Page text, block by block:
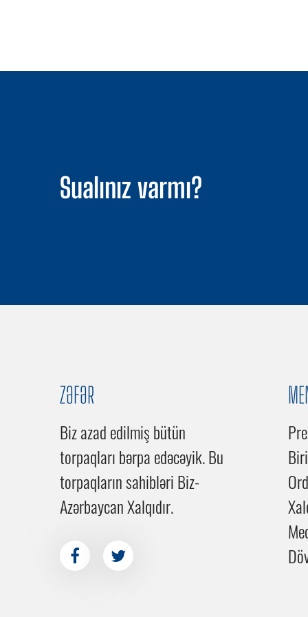
Sualınız varmı?
ZƏFƏR
Biz azad edilmiş bütün
torpaqları bərpa edəcəyik. Bu
torpaqların sahibləri Biz-
Azərbaycan Xalqıdır.